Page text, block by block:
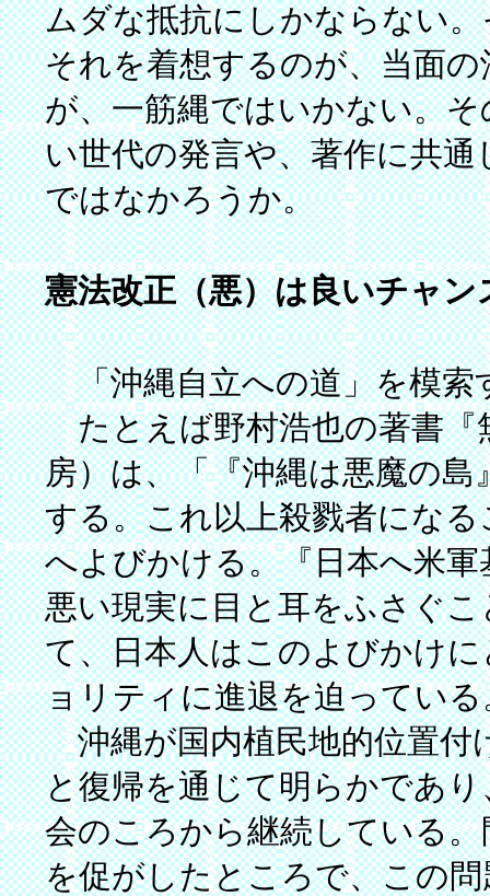
ムダな抵抗にしかならない
それを着想するのが、当面
が、一筋縄ではいかない。
い世代の発言や、著作に共
ではなかろうか。
憲法改正（悪）は良いチャン
「沖縄自立への道」を模索
たとえば野村浩也の著書『
房）は、「『沖縄は悪魔の
する。これ以上殺戮者にな
へよびかける。『日本へ米
悪い現実に目と耳をふさぐ
て、日本人はこのよびかけ
ョリティに進退を迫っている
沖縄が国内植民地的位置付
と復帰を通じて明らかであ
会のころから継続している
を促がしたところで、この